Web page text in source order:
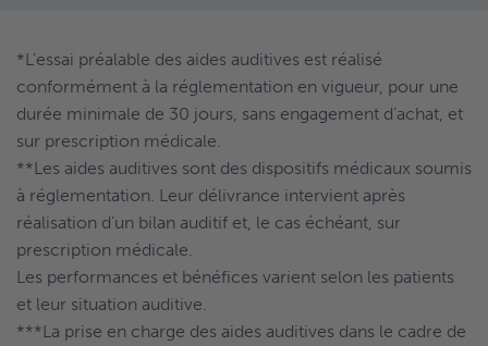
*L’essai préalable des aides auditives est réalisé
conformément à la réglementation en vigueur, pour une
durée minimale de 30 jours, sans engagement d’achat, et
sur prescription médicale.
**Les aides auditives sont des dispositifs médicaux soumis
à réglementation. Leur délivrance intervient après
réalisation d’un bilan auditif et, le cas échéant, sur
prescription médicale.
Les performances et bénéfices varient selon les patients
et leur situation auditive.
***La prise en charge des aides auditives dans le cadre de